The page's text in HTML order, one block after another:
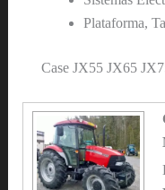
Plataforma,
Case JX55 JX65